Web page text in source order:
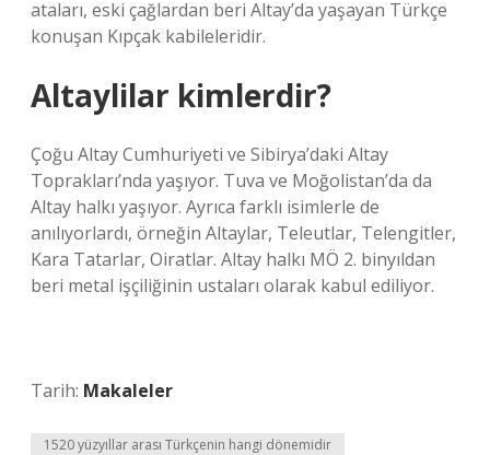
ataları, eski çağlardan beri Altay’da yaşayan Türkçe
konuşan Kıpçak kabileleridir.
Altaylilar kimlerdir?
Çoğu Altay Cumhuriyeti ve Sibirya’daki Altay
Toprakları’nda yaşıyor. Tuva ve Moğolistan’da da
Altay halkı yaşıyor. Ayrıca farklı isimlerle de
anılıyorlardı, örneğin Altaylar, Teleutlar, Telengitler,
Kara Tatarlar, Oiratlar. Altay halkı MÖ 2. binyıldan
beri metal işçiliğinin ustaları olarak kabul ediliyor.
Tarih: Makaleler
1520 yüzyıllar arası Türkçenin hangi dönemidir